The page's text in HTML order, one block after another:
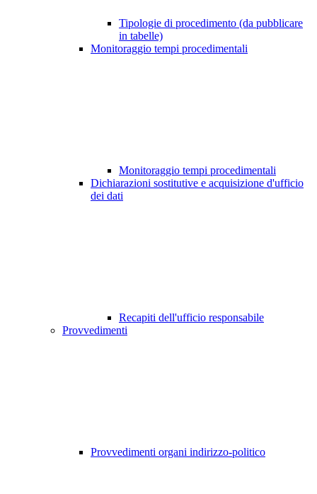
Tipologie di procedimento (da pubblicare
in tabelle)
Monitoraggio tempi procedimentali
Monitoraggio tempi procedimentali
Dichiarazioni sostitutive e acquisizione d'ufficio
dei dati
Recapiti dell'ufficio responsabile
Provvedimenti
Provvedimenti organi indirizzo-politico